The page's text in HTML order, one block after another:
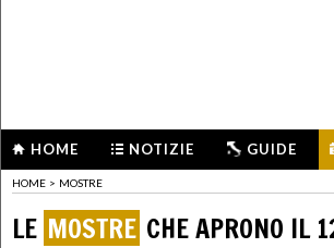
HOME NOTIZIE GUIDE
HOME > MOSTRE
LE MOSTRE CHE APRONO IL